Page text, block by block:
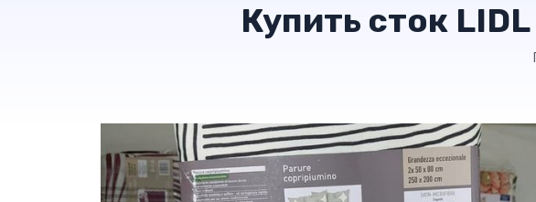
Купить сток